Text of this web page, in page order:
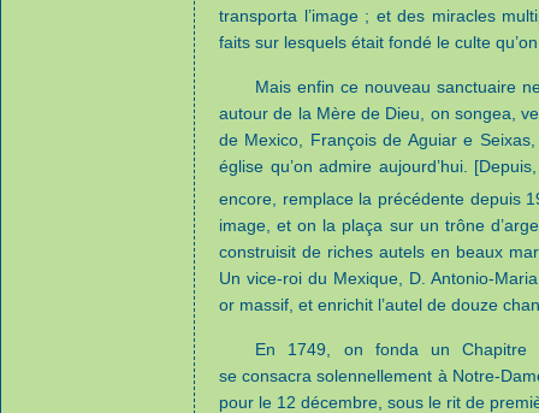
transporta l’image ; et des miracles
faits sur lesquels était fondé le culte
Mais enfin ce nouveau sanctuaire
autour de la Mère de Dieu, on songea,
de Mexico, François de Aguiar e
église qu’on admire aujourd’hui.
encore, remplace la précédente depuis
image, et on la plaça sur un trône
construisit de riches autels en beaux
Un vice-roi du Mexique, D. Antonio-
or massif, et enrichit l’autel de douze
En 1749, on fonda un Chapitre
se consacra solennellement à Notre-
pour le 12 décembre, sous le rit de